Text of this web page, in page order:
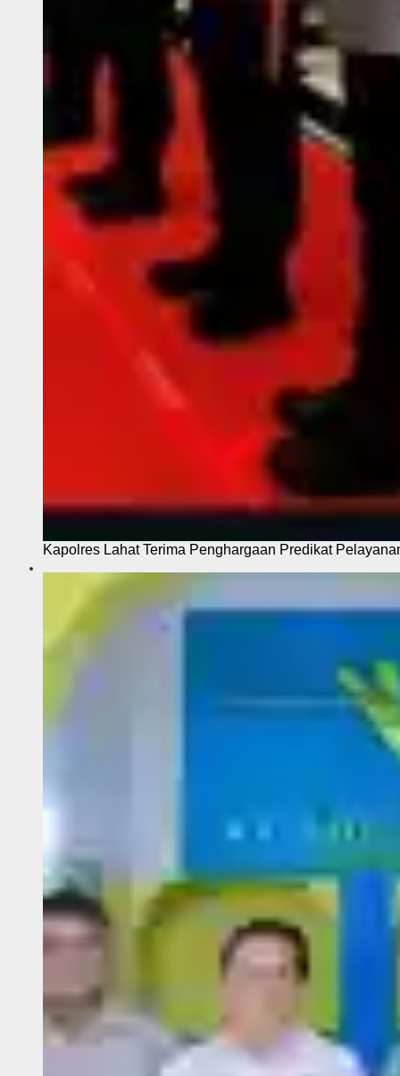
Kapolres Lahat Terima Penghargaan Predikat